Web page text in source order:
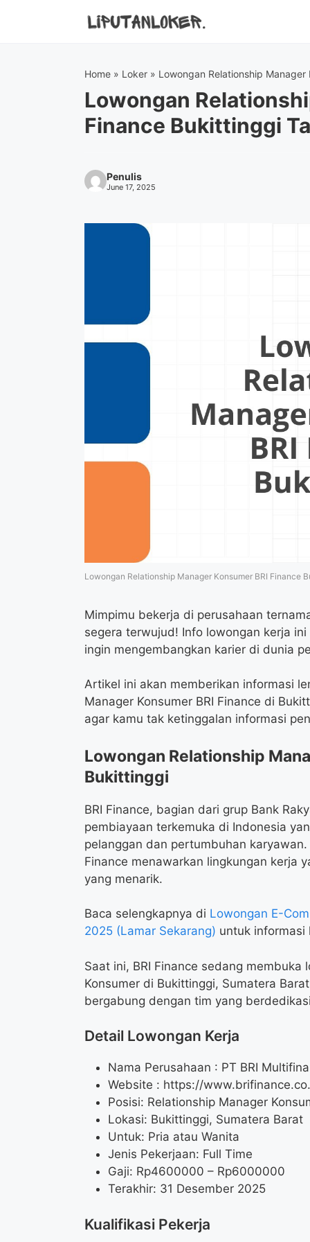
Home » Loker » Lowongan Relationship
Lowongan
Finance Bukittinggi
Penulis
June 17, 2025
Lowongan Relationship Manager Konsumer BRI Finance
Mimpimu bekerja di perusahaan
segera terwujud! Info lowongan kerja
ingin mengembangkan karier di dunia
Artikel ini akan memberikan informasi
Manager Konsumer BRI Finance di
agar kamu tak ketinggalan informasi
Lowongan Relationship
Bukittinggi
BRI Finance, bagian dari grup Bank
pembiayaan terkemuka di Indonesia
pelanggan dan pertumbuhan
Finance menawarkan lingkungan kerja
yang menarik.
Baca selengkapnya di Lowongan E-
2025 (Lamar Sekarang) untuk informasi
Saat ini, BRI Finance sedang
Konsumer di Bukittinggi, Sumatera
bergabung dengan tim yang
Detail Lowongan Kerja
Nama Perusahaan : PT BRI
Website : https://
Posisi: Relationship Manager
Lokasi: Bukittinggi, Sumatera Barat
Untuk: Pria atau Wanita
Jenis Pekerjaan: Full Time
Gaji: Rp4600000 – Rp6000000
Terakhir: 31 Desember 2025
Kualifikasi Pekerja